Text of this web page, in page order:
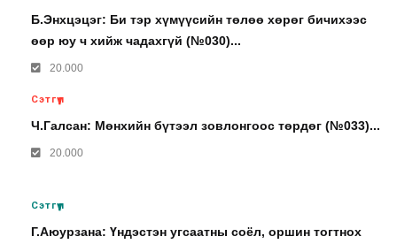
Б.Энхцэцэг: Би тэр хүмүүсийн төлөө хөрөг бичихээс
өөр юу ч хийж чадахгүй (№030)...
20.000
Сэтгүүл
Ч.Галсан: Мөнхийн бүтээл зовлонгоос төрдөг (№033)...
20.000
Сэтгүүл
Г.Аюурзана: Үндэстэн угсаатны соёл, оршин тогтнох